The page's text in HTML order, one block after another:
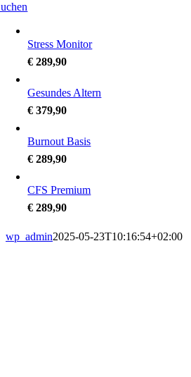
Stress Monitor
€ 289,90
Gesundes Altern
€ 379,90
Burnout Basis
€ 289,90
CFS Premium
€ 289,90
wp_admin2025-05-23T10:16:54+02:00